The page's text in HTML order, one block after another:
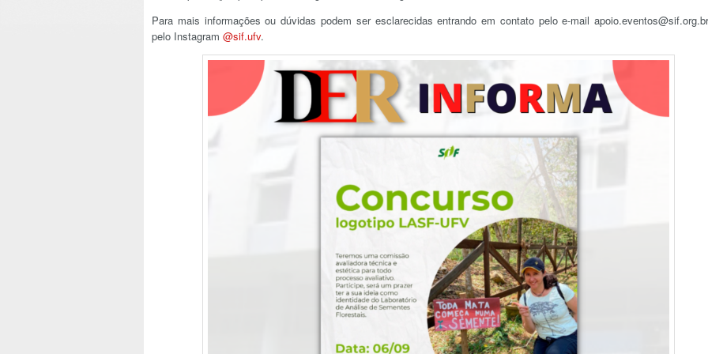
Para mais informações ou dúvidas podem ser esclarecidas entrando em contato pelo e-mail
pelo Instagram @sif.ufv.